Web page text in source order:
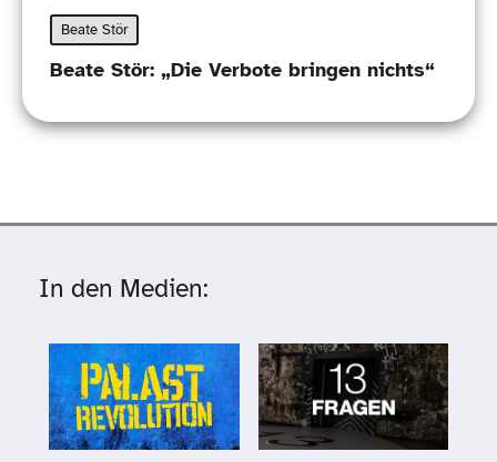
Beate Stör
Beate Stör: „Die Verbote bringen nichts“
In den Medien: